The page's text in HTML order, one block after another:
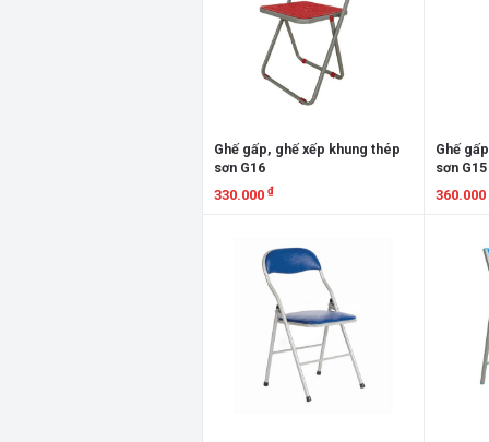
Ghế gấp, ghế xếp khung thép
sơn G16
330.000 ₫
Ghế
sơn G15
360.000